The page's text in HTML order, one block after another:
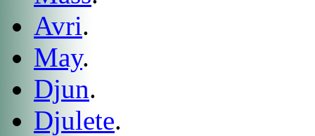
Avri.
May.
Djun.
Djulete.